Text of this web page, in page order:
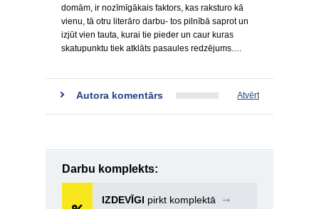
domām, ir nozīmīgākais faktors, kas raksturo kā
vienu, tā otru literāro darbu- tos pilnībā saprot un
izjūt vien tauta, kurai tie pieder un caur kuras
skatupunktu tiek atklāts pasaules redzējums.…
Autora komentārs Atvērt
Darbu komplekts:
IZDEVĪGI pirkt komplektā
➞